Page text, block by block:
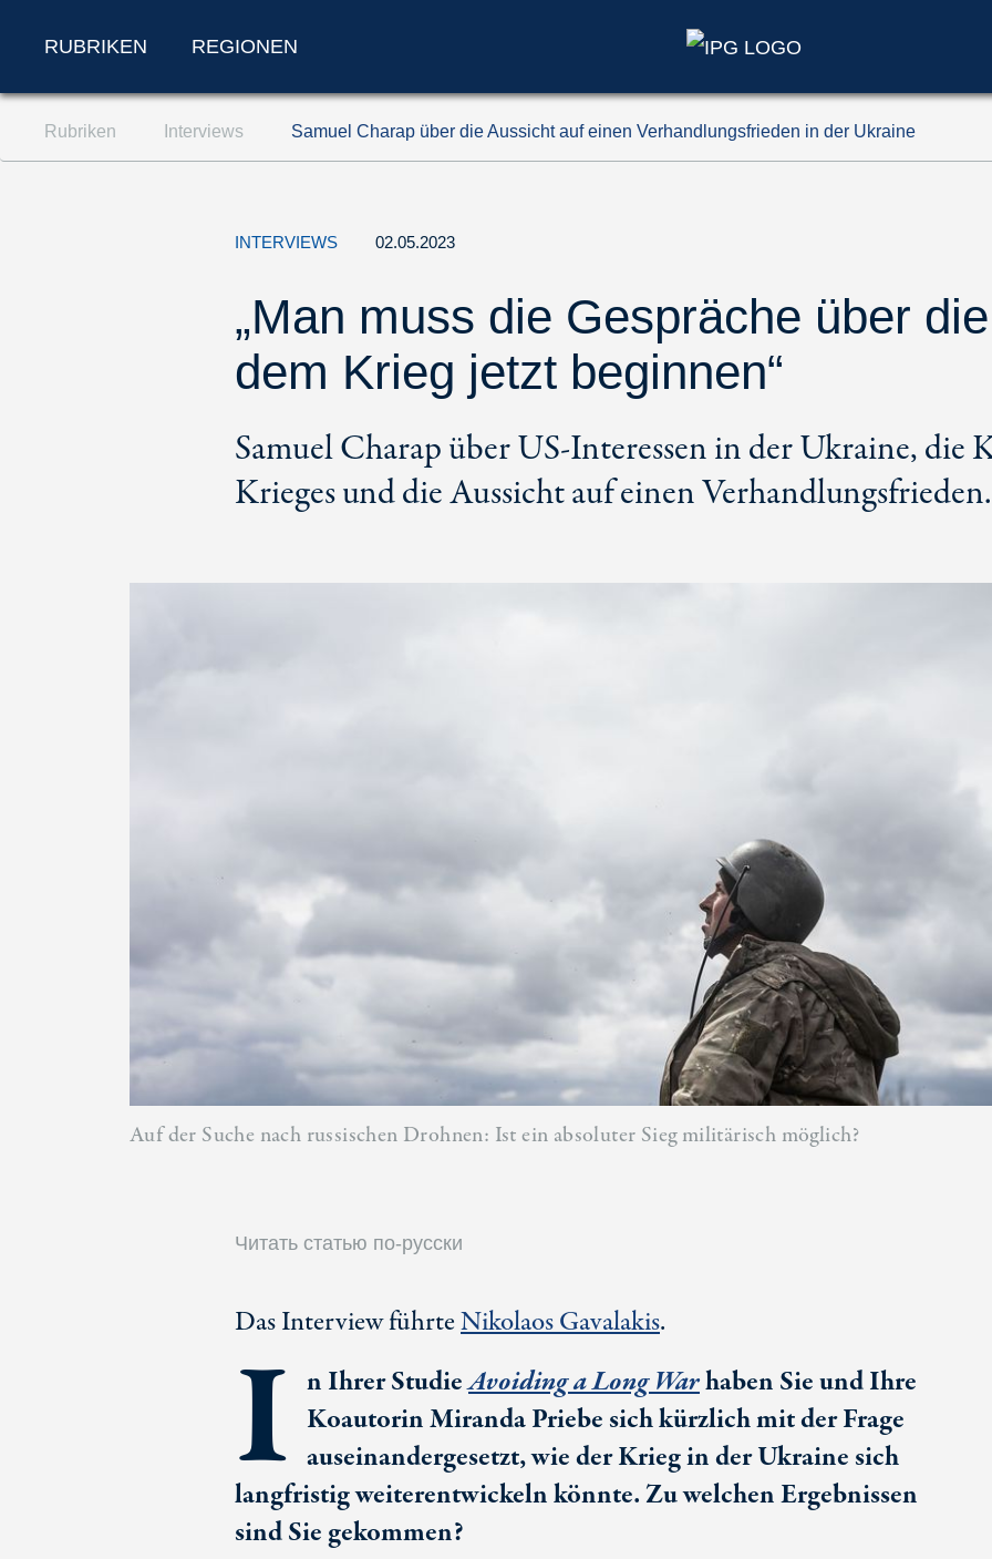
Zum Inhalt springen (Accesskey '1')
Zur Suche springen (Accesskey '2')
RUBRIKEN REGIONEN
Rubriken Interviews Samuel Charap über die Aussicht auf einen Verhandlungsfrieden in der Ukraine
INTERVIEWS 02.05.2023
„Man muss die Gespräche über
dem Krieg jetzt beginnen“
Samuel Charap über US-Interessen in der Ukraine, die
Krieges und die Aussicht auf einen Verhandlungsfrieden.
Auf der Suche nach russischen Drohnen: Ist ein absoluter Sieg militärisch möglich?
Читать статью по-русски
Das Interview führteNikolaos Gavalakis.
I n Ihrer StudieAvoiding a Long Warhaben Sie und Ihre
Koautorin Miranda Priebe sich kürzlich mit der Frage
auseinandergesetzt, wie der Krieg in der Ukraine sich
langfristig weiterentwickeln könnte. Zu welchen Ergebnissen
sind Sie gekommen?